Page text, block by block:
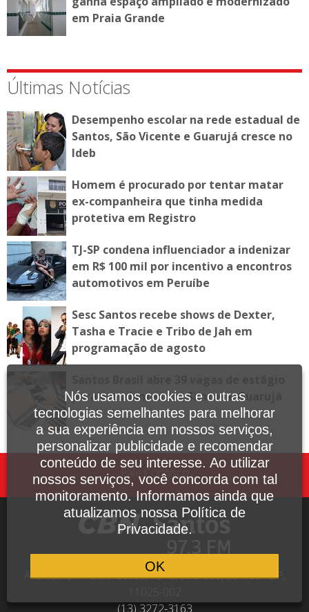
em Praia Grande
Últimas Notícias
Desempenho escolar na rede estadual de
Santos, São Vicente e Guarujá cresce no
Ideb
Homem é procurado por tentar matar
ex-companheira que tinha medida
protetiva em Registro
TJ-SP condena influenciador a indenizar
em R$ 100 mil por incentivo a encontros
automotivos em Peruíbe
Sesc Santos recebe shows de Dexter,
Tasha e Tracie e Tribo de Jah em
programação de agosto
para estudantes em Santos e Guarujá
Fale Conosco
Avenida Dr. Pedro Lessa, 1640, sala 809, Santos - SP,
(13) 3272-3163
Nós usamos cookies e outras
tecnologias semelhantes para melhorar
a sua experiência em nossos serviços,
personalizar publicidade e recomendar
conteúdo de seu interesse. Ao utilizar
nossos serviços, você concorda com tal
monitoramento. Informamos ainda que
atualizamos nossa Política de
Privacidade.
OK